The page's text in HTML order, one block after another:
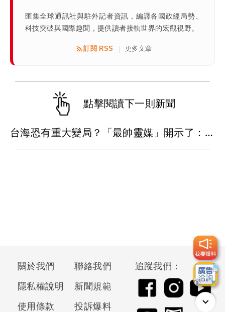
匯集全球通訊社與駐外記者資訊，編譯各國政經局勢、
科技突破與國際趣聞，提供讀者接軌世界的宏觀視野。
訂閱 RSS 更多文章
點擊閱讀下一則新聞
台海恐有重大變局？「最帥靈媒」開示了：這些事已應驗
關於我們
聯絡我們
隱私權說明
新聞規範
使用條款
投訴爆料
追蹤我們：